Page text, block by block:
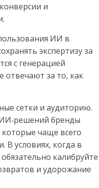
и
ИИ в
экспертизу за
с генерацией
отвечают за то, как
сетки и аудиторию.
бренды
чаще всего
условиях, когда в
калибруйте
и удорожание